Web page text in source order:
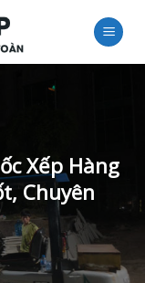
Xếp Hàng
Chuyên